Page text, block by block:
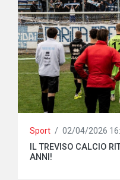
Sport / 02/04/2026
IL TREVISO CALCIO
ANNI!